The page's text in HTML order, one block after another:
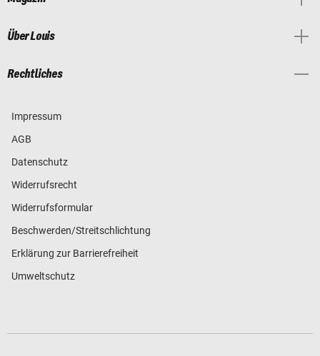
Über Louis
Rechtliches
Impressum
AGB
Datenschutz
Widerrufsrecht
Widerrufsformular
Beschwerden/Streitschlichtung
Erklärung zur Barrierefreiheit
Umweltschutz